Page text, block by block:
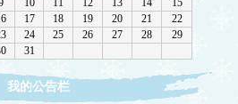
我的公告栏